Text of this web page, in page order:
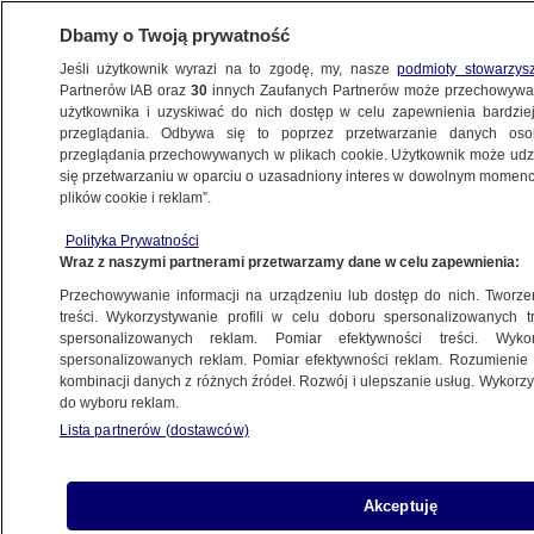
PAPIEŻ FRANCISZEK
Papież: naprawdę boję się wojny
nuklearnej. Jesteśmy na skraju
ŚWIAT
Przesłanie papieża na Obchody
Światowego Dnia Migranta i Uchodźcy
ŚWIAT
reżimu. Chile
Dbamy o Twoją prywatność
Jeśli użytkownik wyrazi na to zgodę, my, naszepodmioty
Partnerów IAB oraz30 innych Zaufanych Partnerów może
użytkownika i uzyskiwać do nich dostęp w celu zapewnienia
przeglądania. Odbywa się to poprzez przetwarzanie danych
przeglądania przechowywanych w plikach cookie. Użytkownik może
się przetwarzaniu w oparciu o uzasadniony interes w dowolnym
plików cookie i reklam”.
Polityka Prywatności
Wraz z naszymi partnerami przetwarzamy dane w celu zapewnienia:
Przechowywanie informacji na urządzeniu lub dostęp do nich.
treści. Wykorzystywanie profili w celu doboru spersonalizowanych
spersonalizowanych reklam. Pomiar efektywności treści.
spersonalizowanych reklam. Pomiar efektywności reklam.
kombinacji danych z różnych źródeł. Rozwój i ulepszanie usług.
do wyboru reklam.
Lista partnerów (dostawców)
Akceptuję